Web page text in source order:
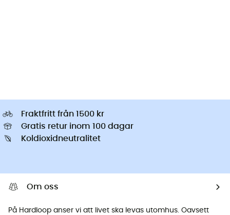
Fraktfritt från 1500 kr
Gratis retur inom 100 dagar
Koldioxidneutralitet
Om oss
På Hardloop anser vi att livet ska levas utomhus. Oavsett